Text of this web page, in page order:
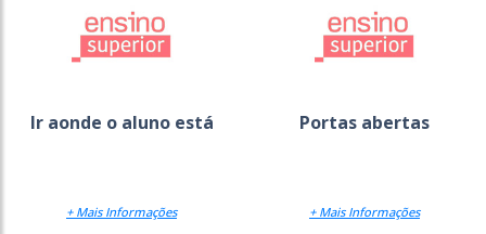
Ir aonde o aluno está
+ Mais Informações
Portas abertas
+ Mais Informações